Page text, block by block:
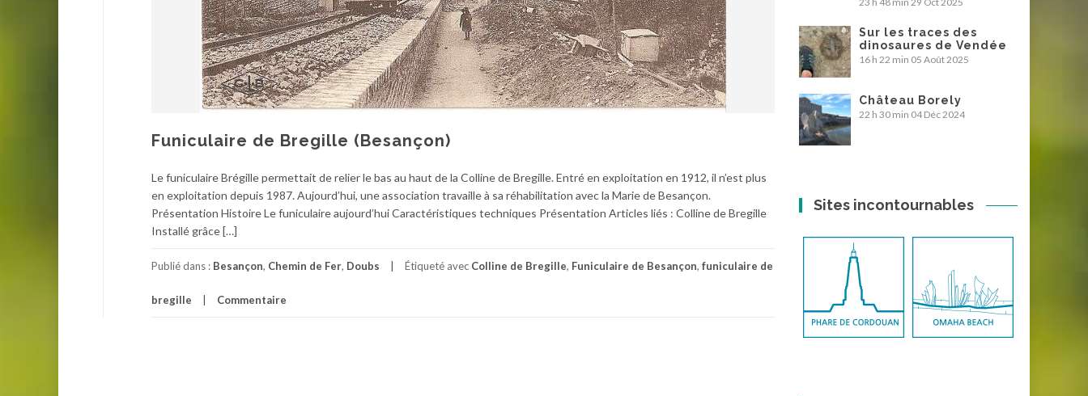
Funiculaire de Bregille (Besançon)
Le funiculaire Brégille permettait de relier le bas au haut de la Colline de Bregille. Entré en exploitation en 1912, il n’est plus
en exploitation depuis 1987. Aujourd’hui, une association travaille à sa réhabilitation avec la Marie de Besançon.
Présentation Histoire Le funiculaire aujourd’hui Caractéristiques techniques Présentation Articles liés : Colline de Bregille
Installé grâce […]
Publié dans : Besançon, Chemin de Fer, Doubs Étiqueté avec Colline de Bregille, Funiculaire de Besançon, funiculaire de
bregille Commentaire
Sur les traces des
dinosaures de Vendée
16 h 22 min 05 Août 2025
Château Borely
22 h 30 min 04 Déc 2024
Sites incontournables